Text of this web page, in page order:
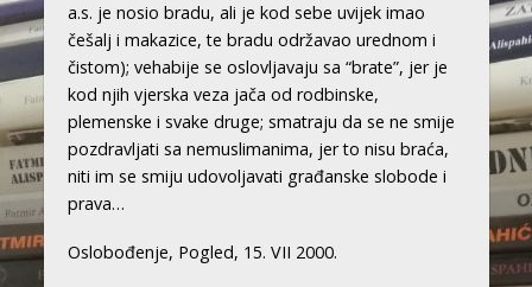
a.s. je nosio bradu, ali je kod sebe uvijek imao
češalj i makazice, te bradu održavao urednom i
čistom); vehabije se oslovljavaju sa “brate”, jer je
kod njih vjerska veza jača od rodbinske,
plemenske i svake druge; smatraju da se ne smije
pozdravljati sa nemuslimanima, jer to nisu braća,
niti im se smiju udovoljavati građanske slobode i
prava…
Oslobođenje, Pogled, 15. VII 2000.